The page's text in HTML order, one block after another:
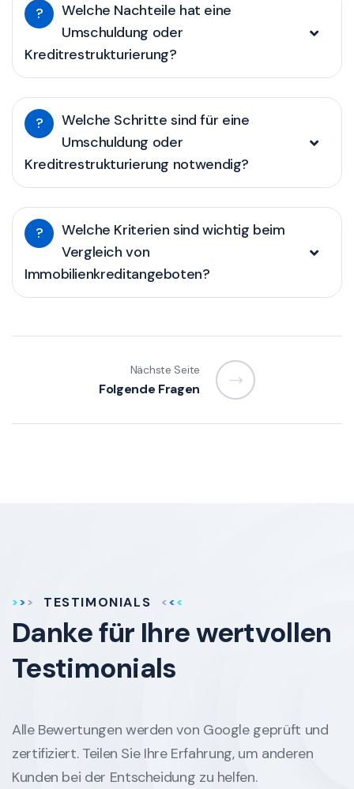
?
Welche Nachteile hat eine
Umschuldung oder
Kreditrestrukturierung?
?
Welche Schritte sind für eine
Umschuldung oder
Kreditrestrukturierung notwendig?
?
Welche Kriterien sind wichtig beim
Vergleich von
Immobilienkreditangeboten?
Nächste Seite
Folgende Fragen
TESTIMONIALS
Danke für Ihrewertvollen
Testimonials
Alle Bewertungen werden von Google geprüft und
zertifiziert. Teilen Sie Ihre Erfahrung, um anderen
Kunden bei der Entscheidung zu helfen.